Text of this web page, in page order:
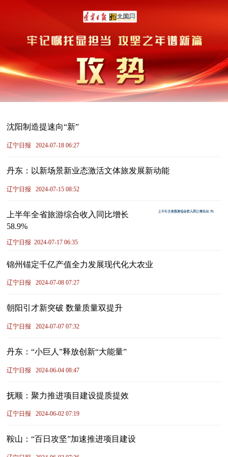
沈阳制造提速向“新”
辽宁日报 2024-07-18 06:27
丹东：以新场景新业态激活文体旅发展新动能
辽宁日报 2024-07-15 08:52
上半年全省旅游综合收入同比增长
58.9%
辽宁日报 2024-07-17 06:35
锦州锚定千亿产值全力发展现代化大农业
辽宁日报 2024-07-08 07:27
朝阳引才新突破 数量质量双提升
辽宁日报 2024-07-07 07:32
丹东：“小巨人”释放创新“大能量”
辽宁日报 2024-06-04 08:47
抚顺：聚力推进项目建设提质提效
辽宁日报 2024-06-02 07:19
鞍山：“百日攻坚”加速推进项目建设